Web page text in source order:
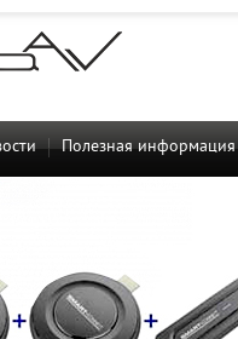
Полезная информация